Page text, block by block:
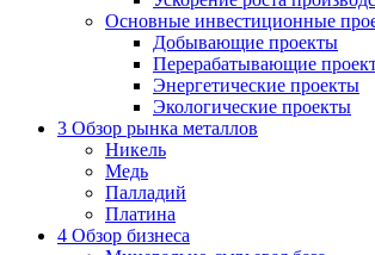
Основные инвестиционные
Добывающие проекты
Перерабатывающие
Энергетические проекты
Экологические проекты
3 Обзор рынка металлов
Никель
Медь
Палладий
Платина
4 Обзор бизнеса